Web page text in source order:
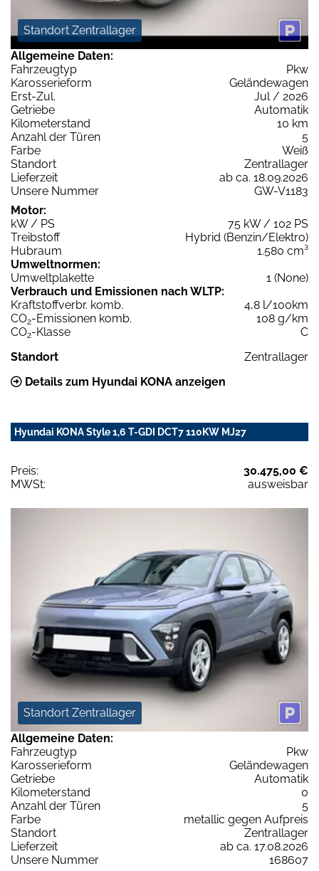
Standort Zentrallager
Allgemeine Daten:
Fahrzeugtyp
Pkw
Karosserieform
Geländewagen
Erst-Zul.
Jul / 2026
Getriebe
Automatik
Kilometerstand
10 km
Anzahl der Türen
5
Farbe
Weiß
Standort
Zentrallager
Lieferzeit
ab ca. 18.09.2026
Unsere Nummer
GW-V1183
Motor:
kW / PS
75 kW / 102 PS
Treibstoff
Hybrid (Benzin/Elektro)
Hubraum
1.580 cm³
Umweltnormen:
Umweltplakette
1 (None)
Verbrauch und Emissionen nach WLTP:
Kraftstoffverbr. komb.
4,8 l/100km
CO2-Emissionen komb.
108 g/km
CO2-Klasse
C
Standort
Zentrallager
Details zum Hyundai KONA anzeigen
Hyundai KONA Style 1,6 T-GDI DCT7 110KW MJ27
Preis:
30.475,00 €
MWSt:
ausweisbar
Standort Zentrallager
Allgemeine Daten:
Fahrzeugtyp
Pkw
Karosserieform
Geländewagen
Getriebe
Automatik
Kilometerstand
0
Anzahl der Türen
5
Farbe
metallic gegen Aufpreis
Standort
Zentrallager
Lieferzeit
ab ca. 17.08.2026
Unsere Nummer
168607